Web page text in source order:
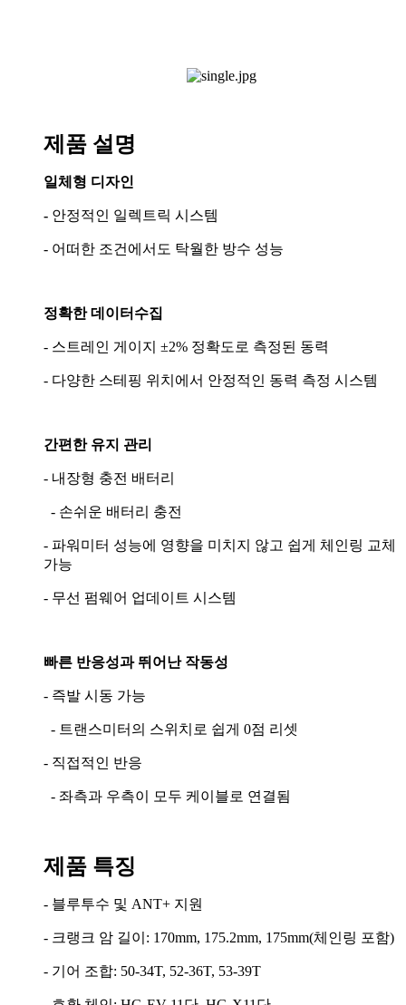
제품 설명
일체형 디자인
- 안정적인 일렉트릭 시스템
- 어떠한 조건에서도 탁월한 방수 성능
정확한 데이터수집
- 스트레인 게이지 ±2% 정확도로 측정된 동력
- 다양한 스테핑 위치에서 안정적인 동력 측정 시스템
간편한 유지 관리
- 내장형 충전 배터리
- 손쉬운 배터리 충전
- 파워미터 성능에 영향을 미치지 않고 쉽게 체인링 교체
가능
- 무선 펌웨어 업데이트 시스템
빠른 반응성과 뛰어난 작동성
- 즉발 시동 가능
- 트랜스미터의 스위치로 쉽게 0점 리셋
- 직접적인 반응
- 좌측과 우측이 모두 케이블로 연결됨
제품 특징
- 블루투수 및 ANT+ 지원
- 크랭크 암 길이: 170mm, 175.2mm, 175mm(체인링 포함)
- 기어 조합: 50-34T, 52-36T, 53-39T